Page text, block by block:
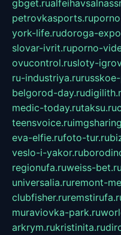
gbget.ru
petrovkasports.ru
york-life.rudoroga-
slovar-ivrit.ruporno-
ovucontrol.rusloty-
ru-industriya.ru
belgorod-day.ru
medic-today.rutaksu.ru
teensvoice.ru
eva-elfie.rufoto-tur.ru
veslo-i-yakor.ru
regionufa.ruweiss-bet.ru
universalia.ruremont-
clubfisher.ru
muraviovka-park.ru
arkrym.rukristinita.ru